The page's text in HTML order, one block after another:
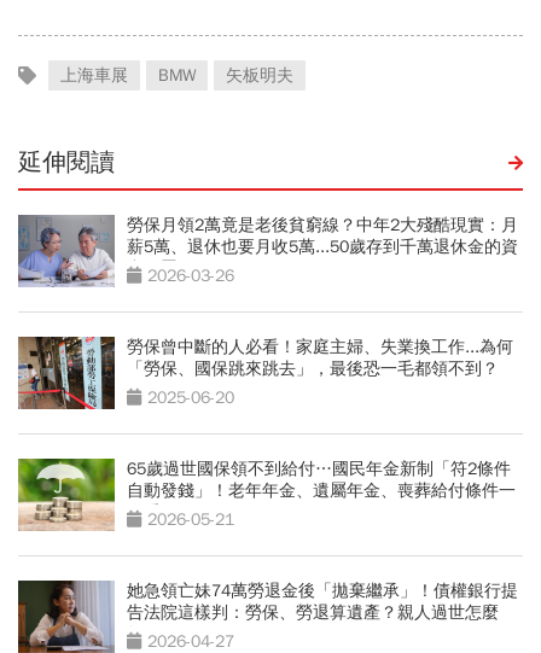
上海車展 BMW 矢板明夫
延伸閱讀
勞保月領2萬竟是老後貧窮線？中年2大殘酷現實：月
薪5萬、退休也要月收5萬...50歲存到千萬退休金的資
產配置術
2026-03-26
勞保曾中斷的人必看！家庭主婦、失業換工作...為何
「勞保、國保跳來跳去」，最後恐一毛都領不到？
2025-06-20
65歲過世國保領不到給付…國民年金新制「符2條件
自動發錢」！老年年金、遺屬年金、喪葬給付條件一
次看2026-05-21
她急領亡妹74萬勞退金後「拋棄繼承」！債權銀行提
告法院這樣判：勞保、勞退算遺產？親人過世怎麼
領？2026-04-27